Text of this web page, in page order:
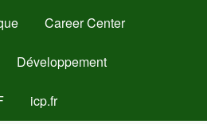
Career Center
Développement
icp.fr